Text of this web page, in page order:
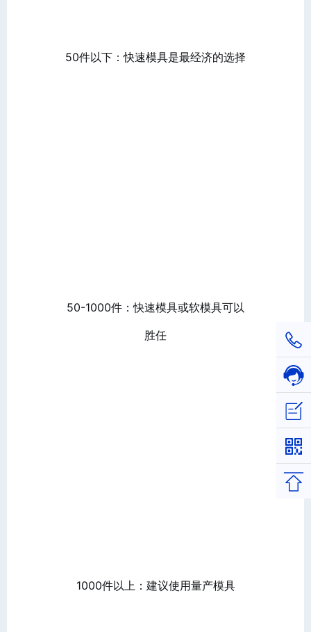
50件以下：快速模具是最经济的选择
50-1000件：快速模具或软模具可以
胜任
1000件以上：建议使用量产模具
在线
立即
返回